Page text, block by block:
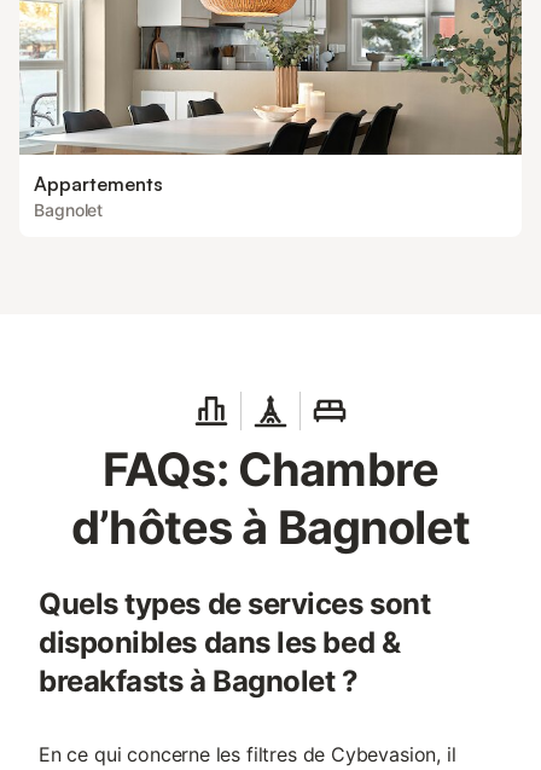
Appartements
Bagnolet
FAQs: Chambre
d’hôtes à Bagnolet
Quels types de services sont
disponibles dans les bed &
breakfasts à Bagnolet ?
En ce qui concerne les filtres de Cybevasion, il